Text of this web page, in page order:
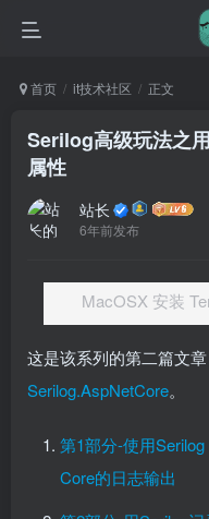
首页 it技术社区 正文
Serilog高级玩法之
属性
站长
6年前发布
MacOSX 安装
这是该系列的第二篇文章
Serilog.AspNetCore。
第1部分-使用
Core的日志输出